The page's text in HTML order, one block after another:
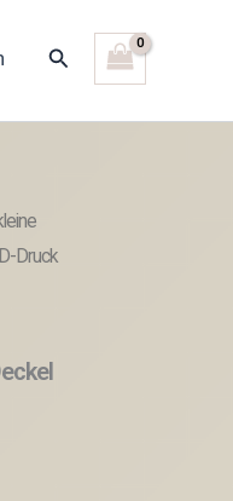
Suchen
Druck